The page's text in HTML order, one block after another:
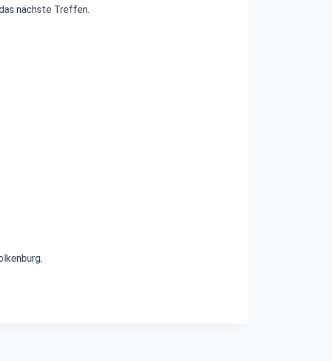
nächste Treffen.